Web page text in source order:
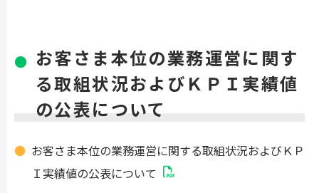
お客さま本位の業務運営に関す
る取組状況およびＫＰＩ実績値
の公表について
お客さま本位の業務運営に関する取組状況およびＫＰ
Ｉ実績値の公表について